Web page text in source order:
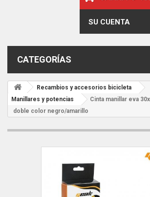
SU CUENTA
CATEGORÍAS
Recambios y accesorios bicicleta
Manillares y potencias
Cinta manillar eva
doble color negro/amarillo